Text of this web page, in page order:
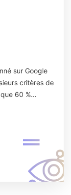
sur Google
critères de
60 %…